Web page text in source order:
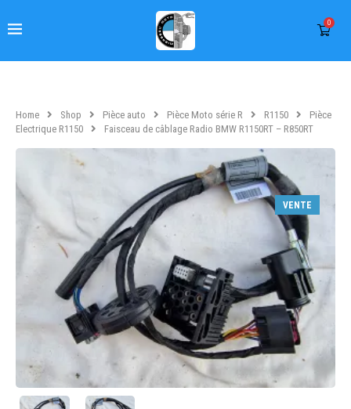
0
Home Shop Pièce auto Pièce Moto série R R1150
Pièce
Electrique R1150
Faisceau de câblage Radio BMW R1150RT – R850RT
VENTE